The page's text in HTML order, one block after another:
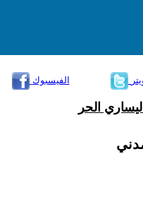
الفيسبوك
الحر